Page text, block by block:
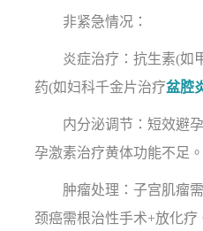
非紧急情况：
炎症治疗：抗生素(如
药(如妇科千金片治疗盆腔
内分泌调节：短效避孕
孕激素治疗黄体功能不足。
肿瘤处理：子宫肌瘤需
颈癌需根治性手术+放化疗